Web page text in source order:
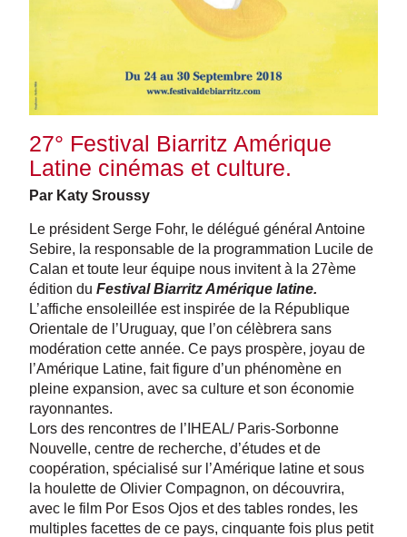
27° Festival Biarritz Amérique
Latine cinémas et culture.
Par Katy Sroussy
Le président Serge Fohr, le délégué général Antoine
Sebire, la responsable de la programmation Lucile de
Calan et toute leur équipe nous invitent à la 27ème
édition du Festival Biarritz Amérique latine.
L’affiche ensoleillée est inspirée de la République
Orientale de l’Uruguay, que l’on célèbrera sans
modération cette année. Ce pays prospère, joyau de
l’Amérique Latine, fait figure d’un phénomène en
pleine expansion, avec sa culture et son économie
rayonnantes.
Lors des rencontres de l’IHEAL/ Paris-Sorbonne
Nouvelle, centre de recherche, d’études et de
coopération, spécialisé sur l’Amérique latine et sous
la houlette de Olivier Compagnon, on découvrira,
avec le film Por Esos Ojos et des tables rondes, les
multiples facettes de ce pays, cinquante fois plus petit